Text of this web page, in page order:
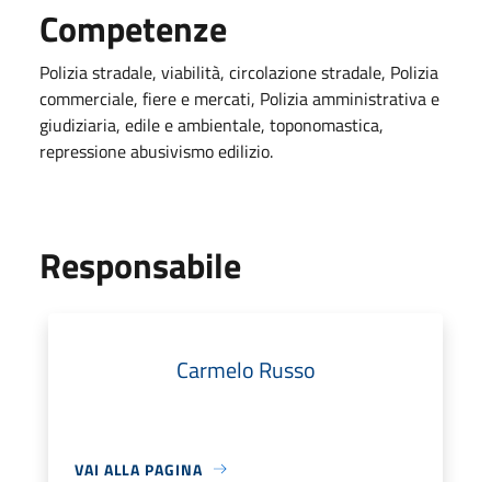
Competenze
Polizia stradale, viabilità, circolazione stradale, Polizia
commerciale, fiere e mercati, Polizia amministrativa e
giudiziaria, edile e ambientale, toponomastica,
repressione abusivismo edilizio.
Responsabile
Carmelo Russo
VAI ALLA PAGINA